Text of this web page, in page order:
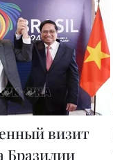
визит
Бразилии